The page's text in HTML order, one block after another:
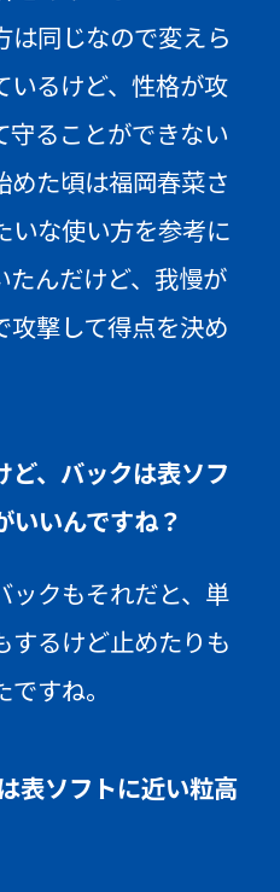
は同じなので変えら
いるけど、性格が攻
守ることができない
めた頃は福岡春菜さ
いな使い方を参考に
たんだけど、我慢が
攻撃して得点を決め
、バックは表ソフ
いいんですね？
ックもそれだと、単
するけど止めたりも
すね。
表ソフトに近い粒高